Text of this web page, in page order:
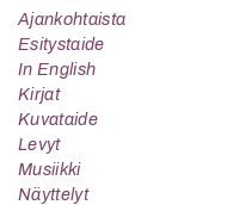
Ajankohtaista
Esitystaide
In English
Kirjat
Kuvataide
Levyt
Musiikki
Näyttelyt